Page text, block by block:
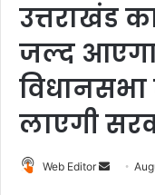
उत्तराखंड
जल्द आएगा
लाएगी
Web Editor